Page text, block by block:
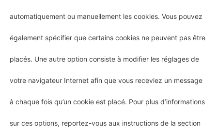
automatiquement ou manuellement les cookies. Vous pouvez
également spécifier que certains cookies ne peuvent pas être
placés. Une autre option consiste à modifier les réglages de
votre navigateur Internet afin que vous receviez un message
à chaque fois qu’un cookie est placé. Pour plus d’informations
sur ces options, reportez-vous aux instructions de la section